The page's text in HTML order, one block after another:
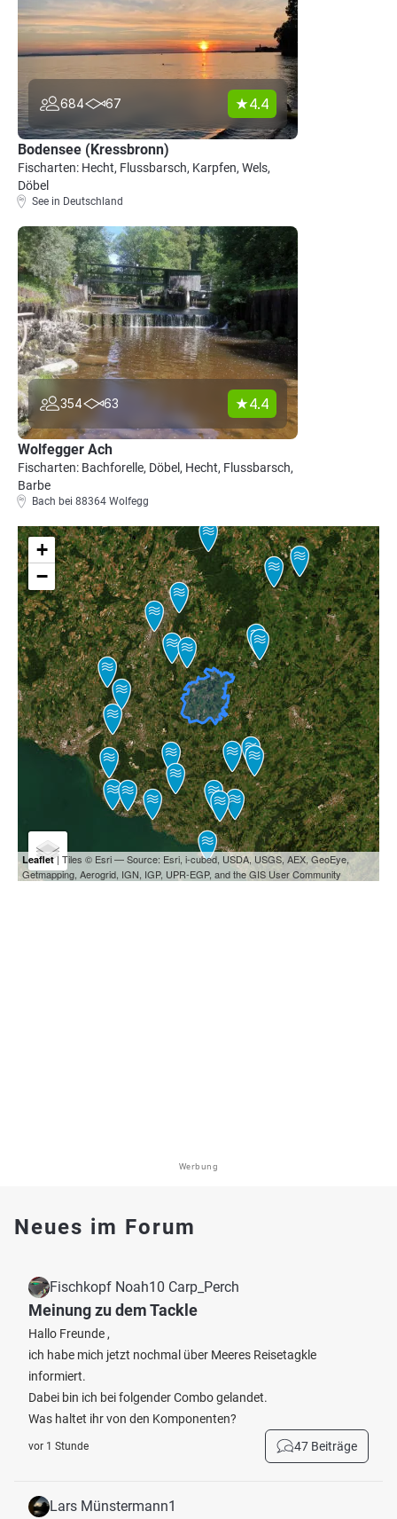
684 67 4.4
Bodensee (Kressbronn)
Fischarten: Hecht, Flussbarsch, Karpfen, Wels,
Döbel
See in Deutschland
354 63 4.4
Wolfegger Ach
Fischarten: Bachforelle, Döbel, Hecht, Flussbarsch,
Barbe
Bach bei 88364 Wolfegg
+
−
Leaflet| Tiles © Esri — Source: Esri, i-cubed, USDA, USGS, AEX, GeoEye,
Getmapping, Aerogrid, IGN, IGP, UPR-EGP, and the GIS User Community
Werbung
Neues im Forum
Fischkopf Noah10 Carp_Perch
Meinung zu dem Tackle
Hallo Freunde ,
ich habe mich jetzt nochmal über Meeres Reisetagkle
informiert.
Dabei bin ich bei folgender Combo gelandet.
Was haltet ihr von den Komponenten?
vor 1 Stunde 47 Beiträge
Lars Münstermann1